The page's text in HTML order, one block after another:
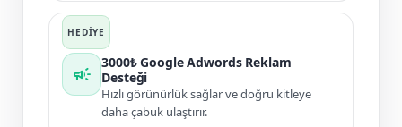
campaign
3000₺ Google Adwords Reklam
Desteği
Hızlı görünürlük sağlar ve doğru kitleye
daha çabuk ulaştırır.